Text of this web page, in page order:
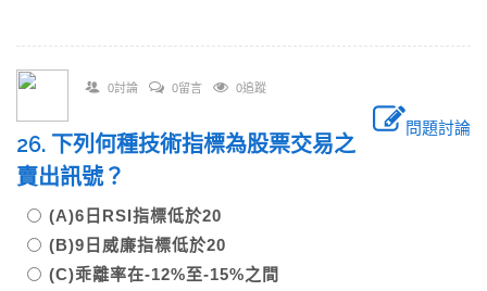
0討論 0留言 0追蹤
問題討論
26. 下列何種技術指標為股票交易之
賣出訊號？
(A)6日RSI指標低於20
(B)9日威廉指標低於20
(C)乖離率在-12%至-15%之間